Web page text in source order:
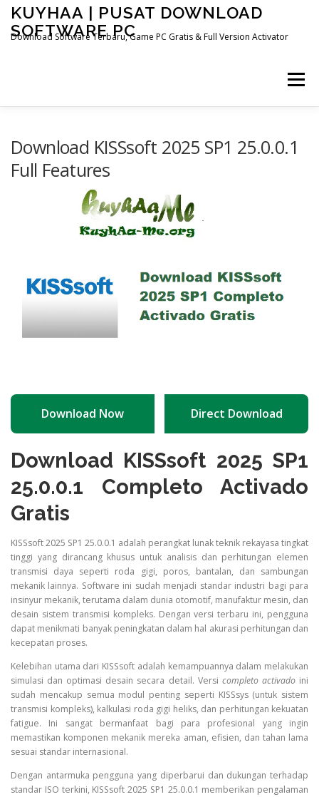
Skip
content
KUYHAA | PUSAT DOWNLOAD
SOFTWARE PC
Download Software Terbaru, Game PC Gratis & Full Version Activator
Menu
OTHER PAGES
Download KISSsoft 2025 SP1 25.0.0.1
Full Features
Download Now Direct Download
Download KISSsoft 2025 SP1
25.0.0.1 Completo Activado
Gratis
KISSsoft 2025 SP1 25.0.0.1 adalah perangkat lunak teknik rekayasa tingkat
tinggi yang dirancang khusus untuk analisis dan perhitungan elemen
transmisi daya seperti roda gigi, poros, bantalan, dan sambungan
mekanik lainnya. Software ini sudah menjadi standar industri bagi para
insinyur mekanik, terutama dalam dunia otomotif, manufaktur mesin, dan
desain sistem transmisi kompleks. Dengan versi terbaru ini, pengguna
dapat menikmati banyak peningkatan dalam hal akurasi perhitungan dan
kecepatan proses.
Kelebihan utama dari KISSsoft adalah kemampuannya dalam melakukan
simulasi dan optimasi desain secara detail. Versi completo activadoini
sudah mencakup semua modul penting seperti KISSsys (untuk sistem
transmisi kompleks), kalkulasi roda gigi heliks, dan perhitungan kekuatan
fatigue. Ini sangat bermanfaat bagi para profesional yang ingin
memastikan komponen mekanik mereka aman, efisien, dan tahan lama
sesuai standar internasional.
Dengan antarmuka pengguna yang diperbarui dan dukungan terhadap
standar ISO terkini, KISSsoft 2025 SP1 25.0.0.1 memberikan pengalaman